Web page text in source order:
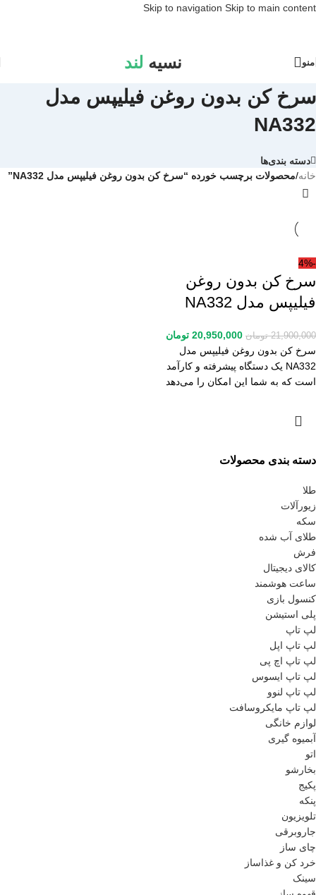
Skip to navigation Skip to main content
منو نسیه لند
سرخ کن بدون روغن فیلیپس مدل
NA332
دسته بندی‌ها
دسته بندی محصولات
طلا
زیورآلات
سکه
طلای آب شده
فرش
کالای دیجیتال
ساعت هوشمند
کنسول بازی
پلی استیشن
لپ تاپ
لپ تاپ اپل
لپ تاپ اچ پی
لپ تاپ ایسوس
لپ تاپ لنوو
لپ تاپ مایکروسافت
لوازم خانگی
آبمیوه گیری
اتو
بخارشو
پکیج
پنکه
تلویزیون
جاروبرقی
چای ساز
خرد کن و غذاساز
سینک
خانه/محصولات برچسب خورده “سرخ کن بدون روغن فیلیپس مدل NA332”
-4%
سرخ کن بدون روغن
فیلیپس مدل NA332
21,900,000 تومان 20,950,000 تومان
سرخ کن بدون روغن فیلیپس مدل
NA332 یک دستگاه پیشرفته و کارآمد
است که به شما این امکان را می‌دهد